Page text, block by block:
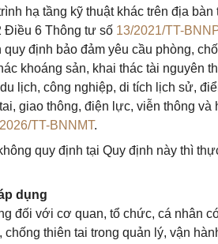
hạ tầng kỹ thuật khác trên địa
Điều 6 Thông tư số 13/2021/TT-
quy định bảo đảm yêu cầu phòng,
khoáng sản, khai thác tài nguyên
lịch, công nghiệp, di tích lịch sử,
giao thông, điện lực, viễn thông
TT-BNNMT.
quy định tại Quy định này thì
dụng
đối với cơ quan, tổ chức, cá nhân
chống thiên tai trong quản lý, vận